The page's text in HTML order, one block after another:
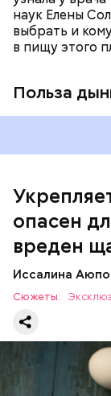
наук Елены
выбрать и
в пищу этого
Польза
опасен
вреден
Иссалина
Сюжеты:
— Если
болезнью,
артрите,
продукт тоже
повышению
слизистые
По мнению
достаточно
раз в месяц. В